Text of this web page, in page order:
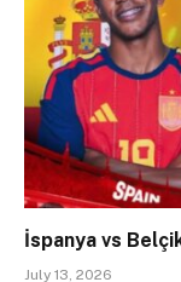
İspanya vs
July 13, 2026